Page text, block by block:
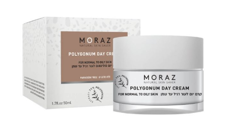
מבצעים שווים
וצבירת נקודות למימוש בקניות
הבאות.